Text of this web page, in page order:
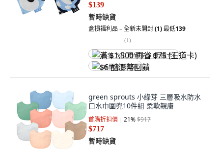
$139
暫時缺貨
盒損福利品 – 全新未開封(1)最低139
(1)
满 $1,500 再省 $75 (王道卡)
$6 酷澎幣回饋
green sprouts 小綠芽 三層吸水防水
口水巾圍兜10件組 柔軟親膚
首購折扣價 21%$917
$717
暫時缺貨